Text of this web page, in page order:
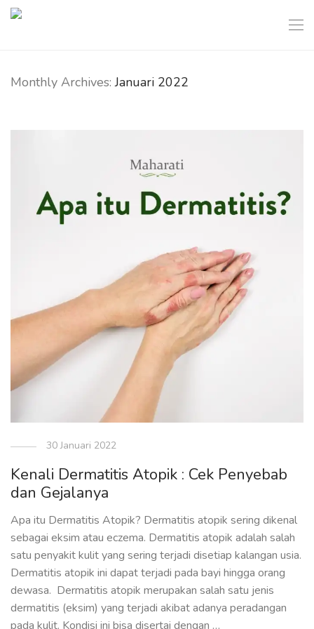
Monthly Archives:Januari 2022
30 Januari 2022
Kenali Dermatitis Atopik : Cek Penyebab
dan Gejalanya
Apa itu Dermatitis Atopik? Dermatitis atopik sering dikenal
sebagai eksim atau eczema. Dermatitis atopik adalah salah
satu penyakit kulit yang sering terjadi disetiap kalangan usia.
Dermatitis atopik ini dapat terjadi pada bayi hingga orang
dewasa. Dermatitis atopik merupakan salah satu jenis
dermatitis (eksim) yang terjadi akibat adanya peradangan
pada kulit. Kondisi ini bisa disertai dengan …